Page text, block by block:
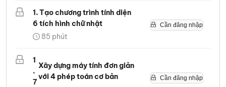
1.
6
Tạo chương trình tính diện
tích hình chữ nhật
85 phút
Cần đăng nhập
1
.
7
Xây dựng máy tính đơn giản
với 4 phép toán cơ bản
Cần đăng nhập